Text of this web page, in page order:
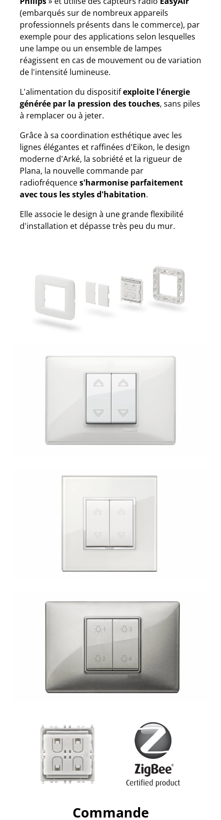
(embarqués sur de nombreux appareils
professionnels présents dans le commerce), par
exemple pour des applications selon lesquelles
une lampe ou un ensemble de lampes
réagissent en cas de mouvement ou de variation
de l'intensité lumineuse.
L'alimentation du dispositifexploite l'énergie
générée par la pression des touches, sans piles
à remplacer ou à jeter.
Grâce à sa coordination esthétique avec les
lignes élégantes et raffinées d'Eikon, le design
moderne d'Arké, la sobriété et la rigueur de
Plana, la nouvelle commande par
radiofréquences'harmonise parfaitement
avec tous les styles d'habitation.
Elle associe le design à une grande flexibilité
d'installation et dépasse très peu du mur.
Commande